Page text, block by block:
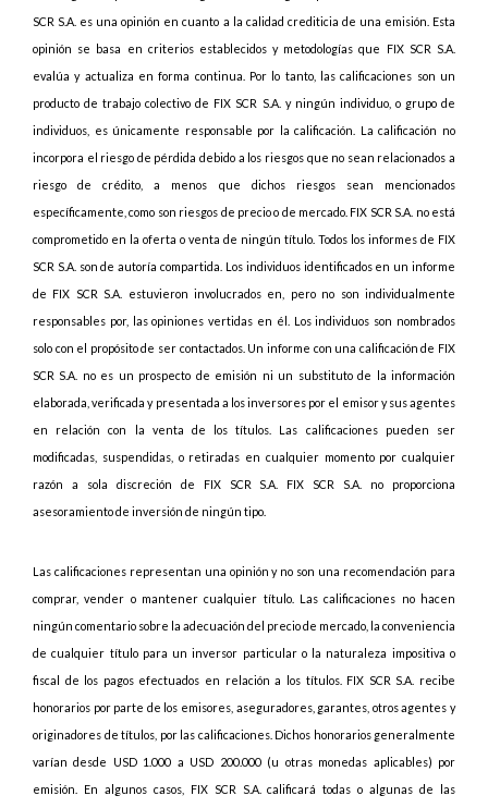
SCR S.A. es una opinión en cuanto a la calidad crediticia de una emisión. Esta
opinión se basa en criterios establecidos y metodologías que FIX SCR S.A.
evalúa y actualiza en forma continua. Por lo tanto, las calificaciones son un
producto de trabajo colectivo de FIX SCR S.A. y ningún individuo, o grupo de
individuos, es únicamente responsable por la calificación. La calificación no
incorpora el riesgo de pérdida debido a los riesgos que no sean relacionados a
riesgo de crédito, a menos que dichos riesgos sean mencionados
específicamente, como son riesgos de precio o de mercado. FIX SCR S.A. no está
comprometido en la oferta o venta de ningún título. Todos los informes de FIX
SCR S.A. son de autoría compartida. Los individuos identificados en un informe
de FIX SCR S.A. estuvieron involucrados en, pero no son individualmente
responsables por, las opiniones vertidas en él. Los individuos son nombrados
solo con el propósito de ser contactados. Un informe con una calificación de FIX
SCR S.A. no es un prospecto de emisión ni un substituto de la información
elaborada, verificada y presentada a los inversores por el emisor y sus agentes
en relación con la venta de los títulos. Las calificaciones pueden ser
modificadas, suspendidas, o retiradas en cualquier momento por cualquier
razón a sola discreción de FIX SCR S.A. FIX SCR S.A. no proporciona
asesoramiento de inversión de ningún tipo.
Las calificaciones representan una opinión y no son una recomendación para
comprar, vender o mantener cualquier título. Las calificaciones no hacen
ningún comentario sobre la adecuación del precio de mercado, la conveniencia
de cualquier título para un inversor particular o la naturaleza impositiva o
fiscal de los pagos efectuados en relación a los títulos. FIX SCR S.A. recibe
honorarios por parte de los emisores, aseguradores, garantes, otros agentes y
originadores de títulos, por las calificaciones. Dichos honorarios generalmente
varían desde USD 1.000 a USD 200.000 (u otras monedas aplicables) por
emisión. En algunos casos, FIX SCR S.A. calificará todas o algunas de las